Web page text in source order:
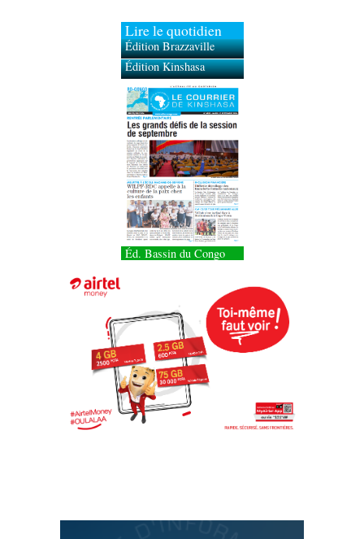
Lire le quotidien
Édition Brazzaville
Édition Kinshasa
Éd. Bassin du Congo